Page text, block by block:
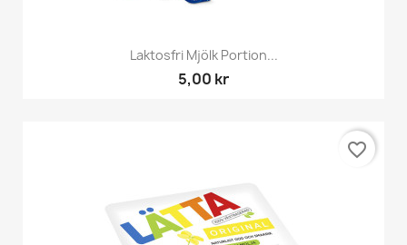
Laktosfri Mjölk Portion...
5,00 kr
favorite_border